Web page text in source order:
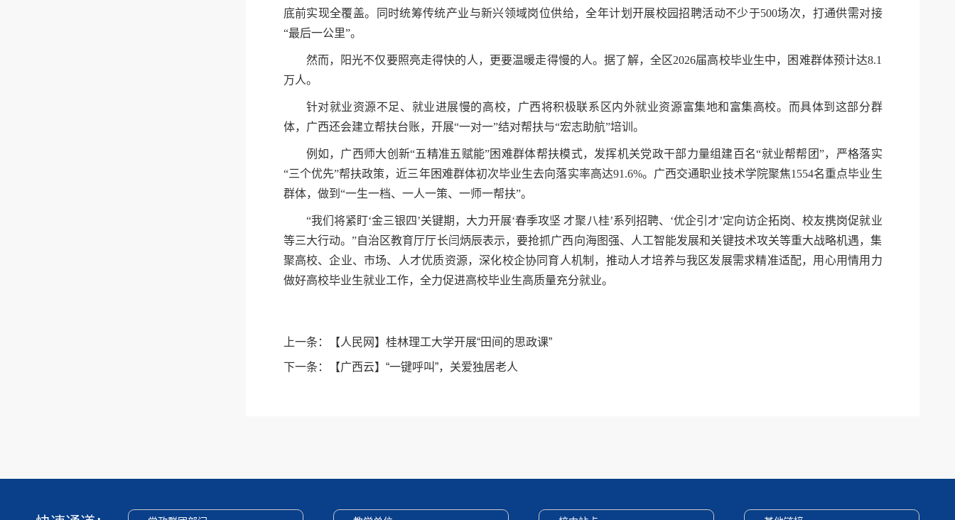
底前实现全覆盖。同时统筹传统产业与新兴领域岗位供给，全年计划开展校园招聘活动不少于500场次，打通供需对接
“最后一公里”。
然而，阳光不仅要照亮走得快的人，更要温暖走得慢的人。据了解，全区2026届高校毕业生中，困难群体预计达8.1
万人。
针对就业资源不足、就业进展慢的高校，广西将积极联系区内外就业资源富集地和富集高校。而具体到这部分群
体，广西还会建立帮扶台账，开展“一对一”结对帮扶与“宏志助航”培训。
例如，广西师大创新“五精准五赋能”困难群体帮扶模式，发挥机关党政干部力量组建百名“就业帮帮团”，严格落实
“三个优先”帮扶政策，近三年困难群体初次毕业生去向落实率高达91.6%。广西交通职业技术学院聚焦1554名重点毕业生
群体，做到“一生一档、一人一策、一师一帮扶”。
“我们将紧盯‘金三银四’关键期，大力开展‘春季攻坚 才聚八桂’系列招聘、‘优企引才’定向访企拓岗、校友携岗促就业
等三大行动。”自治区教育厅厅长闫炳辰表示，要抢抓广西向海图强、人工智能发展和关键技术攻关等重大战略机遇，集
聚高校、企业、市场、人才优质资源，深化校企协同育人机制，推动人才培养与我区发展需求精准适配，用心用情用力
做好高校毕业生就业工作，全力促进高校毕业生高质量充分就业。
上一条： 【人民网】桂林理工大学开展“田间的思政课”
下一条： 【广西云】“一键呼叫”，关爱独居老人